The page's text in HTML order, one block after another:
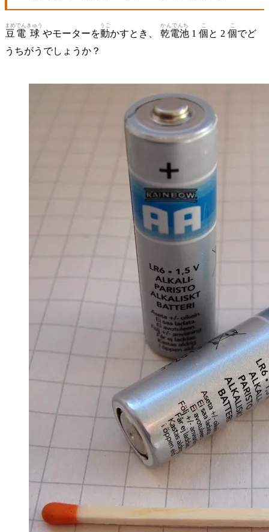
豆
まめ
電
でん
球
きゅう
やモーターを動
うご
かすとき、 乾電池
かんでんち
1 個
こ
と 2 個
こ
でど
うちがうでしょうか？